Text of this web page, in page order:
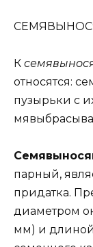
К
относятся:
пузырьки с
парный,
придатка.
диаметром
мм) и длиной